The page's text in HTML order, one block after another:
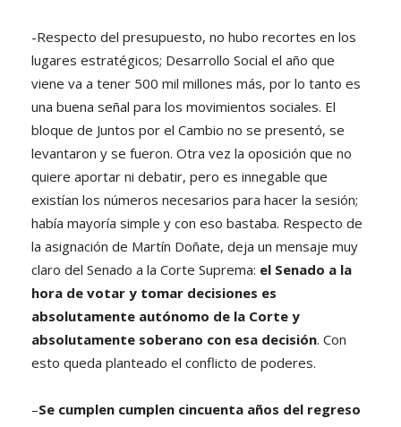
-Respecto del presupuesto, no hubo recortes en los
lugares estratégicos; Desarrollo Social el año que
viene va a tener 500 mil millones más, por lo tanto es
una buena señal para los movimientos sociales. El
bloque de Juntos por el Cambio no se presentó, se
levantaron y se fueron. Otra vez la oposición que no
quiere aportar ni debatir, pero es innegable que
existían los números necesarios para hacer la sesión;
había mayoría simple y con eso bastaba. Respecto de
la asignación de Martín Doñate, deja un mensaje muy
claro del Senado a la Corte Suprema: el Senado a la
hora de votar y tomar decisiones es
absolutamente autónomo de la Corte y
absolutamente soberano con esa decisión. Con
esto queda planteado el conflicto de poderes.
–Se cumplen cumplen cincuenta años del regreso